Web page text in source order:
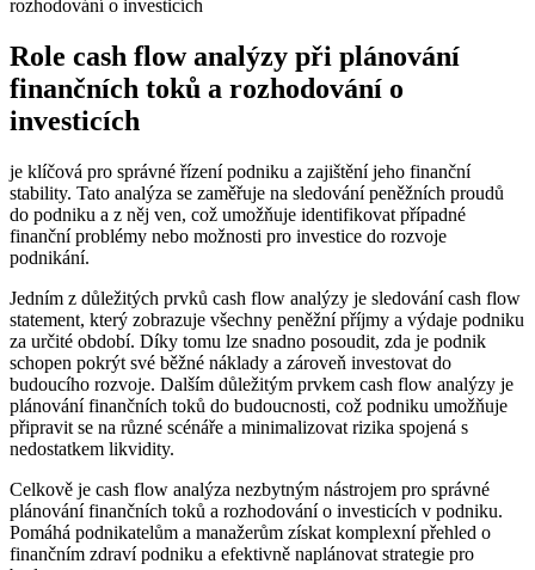
Role cash flow analýzy při plánování
finančních toků a rozhodování o
investicích
je klíčová pro správné řízení podniku a zajištění jeho finanční
stability. Tato analýza se zaměřuje na sledování peněžních proudů
do podniku a z něj ven, což umožňuje identifikovat případné
finanční problémy nebo možnosti pro investice do rozvoje
podnikání.
Jedním z důležitých prvků cash flow analýzy je sledování cash flow
statement, který zobrazuje všechny peněžní příjmy a výdaje podniku
za určité období. Díky tomu lze snadno posoudit, zda je podnik
schopen pokrýt své běžné náklady a zároveň investovat do
budoucího rozvoje. Dalším důležitým prvkem cash flow analýzy je
plánování finančních toků do budoucnosti, což podniku umožňuje
připravit se na různé scénáře a minimalizovat rizika spojená s
nedostatkem likvidity.
Celkově je cash flow analýza nezbytným nástrojem pro správné
plánování finančních toků a rozhodování o investicích v podniku.
Pomáhá podnikatelům a manažerům získat komplexní přehled o
finančním zdraví podniku a efektivně naplánovat strategie pro